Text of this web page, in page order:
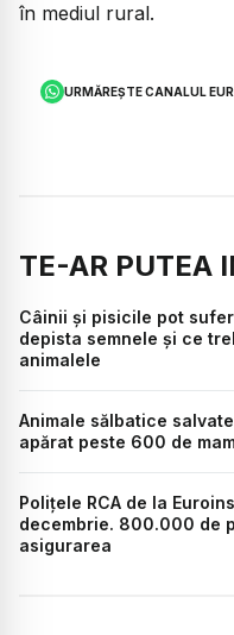
în mediul rural.
URMĂREȘTE CANALUL
TE-AR PUTEA
Câinii și pisicile pot
depista semnele și ce
animalele
Animale sălbatice
apărat peste 600 de
Polițele RCA de la
decembrie. 800.000 de
asigurarea